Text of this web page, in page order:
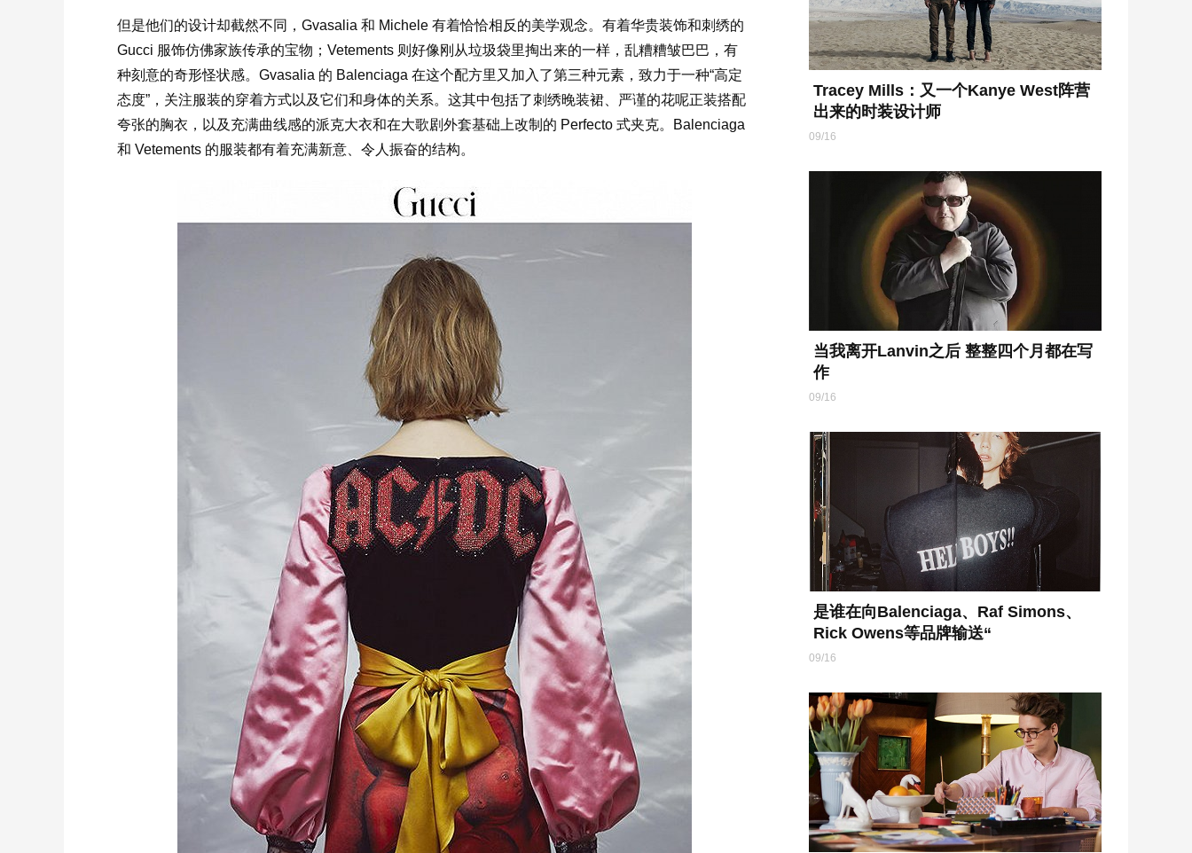
但是他们的设计却截然不同，Gvasalia 和 Michele 有着恰恰相反的美学观念。有着华贵装饰和刺绣的
Gucci 服饰仿佛家族传承的宝物；Vetements 则好像刚从垃圾袋里掏出来的一样，乱糟糟皱巴巴，有
种刻意的奇形怪状感。Gvasalia 的 Balenciaga 在这个配方里又加入了第三种元素，致力于一种“高定
态度”，关注服装的穿着方式以及它们和身体的关系。这其中包括了刺绣晚装裙、严谨的花呢正装搭配
夸张的胸衣，以及充满曲线感的派克大衣和在大歌剧外套基础上改制的 Perfecto 式夹克。Balenciaga
和 Vetements 的服装都有着充满新意、令人振奋的结构。
Tracey Mills：又一个Kanye West阵营
出来的时装设计师
09/16
当我离开Lanvin之后 整整四个月都在写
作
09/16
是谁在向Balenciaga、Raf Simons、
Rick Owens等品牌输送“
09/16